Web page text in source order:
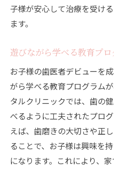
子様が安心して治療を受け
ます。
遊びながら学べる教育プロ
お子様の歯医者デビューを
がら学べる教育プログラム
タルクリニックでは、歯の
べるように工夫されたプロ
えば、歯磨きの大切さや正
ることで、お子様は興味を
になります。これにより、